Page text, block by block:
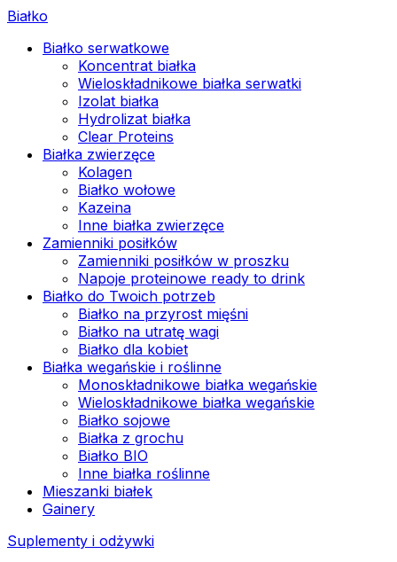
Białko
Białko serwatkowe
Koncentrat białka
Wieloskładnikowe białka serwatki
Izolat białka
Hydrolizat białka
Clear Proteins
Białka zwierzęce
Kolagen
Białko wołowe
Kazeina
Inne białka zwierzęce
Zamienniki posiłków
Zamienniki posiłków w proszku
Napoje proteinowe ready to drink
Białko do Twoich potrzeb
Białko na przyrost mięśni
Białko na utratę wagi
Białko dla kobiet
Białka wegańskie i roślinne
Monoskładnikowe białka wegańskie
Wieloskładnikowe białka wegańskie
Białko sojowe
Białka z grochu
Białko BIO
Inne białka roślinne
Mieszanki białek
Gainery
Suplementy i odżywki